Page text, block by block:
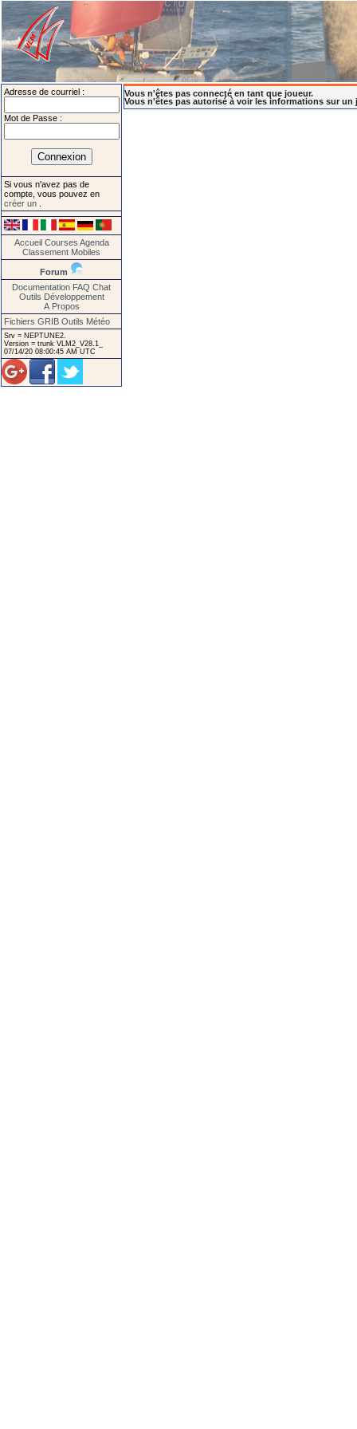
Adresse de courriel :
Mot de Passe :
Si vous n'avez pas de
compte, vous pouvez en
créer un
Accueil Courses Agenda
Classement Mobiles
Forum
Documentation FAQ Chat
Outils Développement
A Propos
Fichiers GRIB Outils Météo
Srv = NEPTUNE2.
Version = trunk VLM2_V28.1_
07/14/20 08:00:45 AM UTC
Vous n'êtes pas connecté en tant que joueur.
Vous n'êtes pas autorisé à voir les informations sur un